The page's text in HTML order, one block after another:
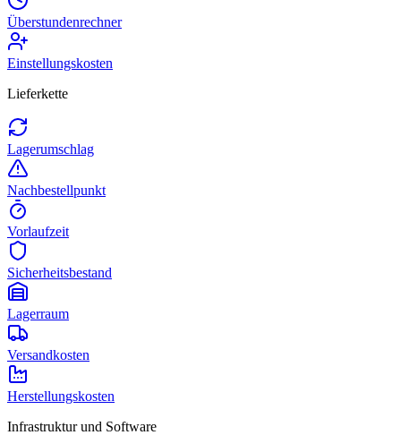
Überstundenrechner
Einstellungskosten
Lieferkette
Lagerumschlag
Nachbestellpunkt
Vorlaufzeit
Sicherheitsbestand
Lagerraum
Versandkosten
Herstellungskosten
Infrastruktur und Software